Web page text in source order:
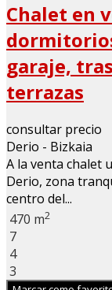
Chalet en
garaje,
terrazas
consultar precio
Derio - Bizkaia
A la venta chalet
Derio, zona
centro del...
470 m2
7
4
3